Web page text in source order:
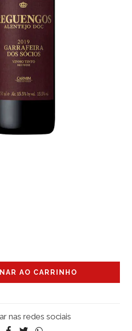
nas redes sociais